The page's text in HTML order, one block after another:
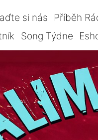
si nás Příběh
Song Týdne